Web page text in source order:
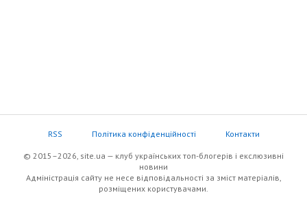
RSS Політика конфіденційності Контакти
© 2015–2026, site.ua — клуб українських топ-блогерів i екслюзивнi
новини
Адміністрація сайту не несе відповідальності за зміст матеріалів,
розміщених користувачами.